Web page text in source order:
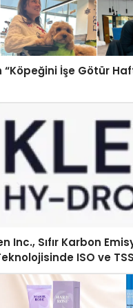
“Köpeğini İşe Götür
Inc., Sıfır Karbon
ISO ve
Aldı